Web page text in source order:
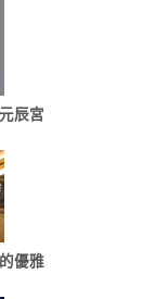
辰宮
優雅